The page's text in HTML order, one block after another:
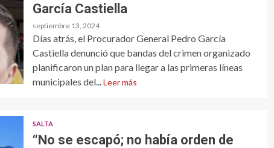
García Castiella
septiembre 13, 2024
Días atrás, el Procurador General Pedro García
Castiella denunció que bandas del crimen organizado
planificaron un plan para llegar a las primeras líneas
municipales del...Leer más
SALTA
“No se escapó; no había orden de